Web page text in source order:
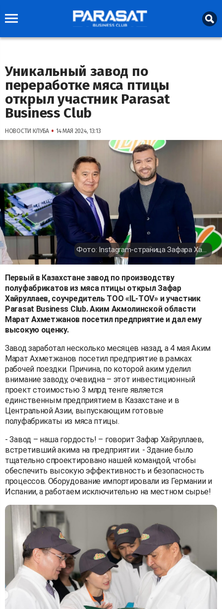
Уникальный завод по
переработке мяса птицы
открыл участник Parasat
Business Club
НОВОСТИ КЛУБА • 14 МАЯ 2024, 13:13
Фото: Instagram-страница Зафара Хайруллаева
Первый в Казахстане завод по производству
полуфабрикатов из мяса птицы открыл Зафар
Хайруллаев, соучредитель ТОО «IL-TOV» и участник
Parasat Business Club. Аким Акмолинской области
Марат Ахметжанов посетил предприятие и дал ему
высокую оценку.
Завод заработал несколько месяцев назад, а 4 мая Аким
Марат Ахметжанов посетил предприятие в рамках
рабочей поездки. Причина, по которой аким уделил
внимание заводу, очевидна – этот инвестиционный
проект стоимостью 3 млрд тенге является
единственным предприятием в Казахстане и в
Центральной Азии, выпускающим готовые
полуфабрикаты из мяса птицы.
- Завод – наша гордость! – говорит Зафар Хайруллаев,
встретивший акима на предприятии. - Здание было
тщательно спроектировано нашей командой, чтобы
обеспечить высокую эффективность и безопасность
процессов. Оборудование импортировали из Германии и
Испании, а работаем исключительно на местном сырье!